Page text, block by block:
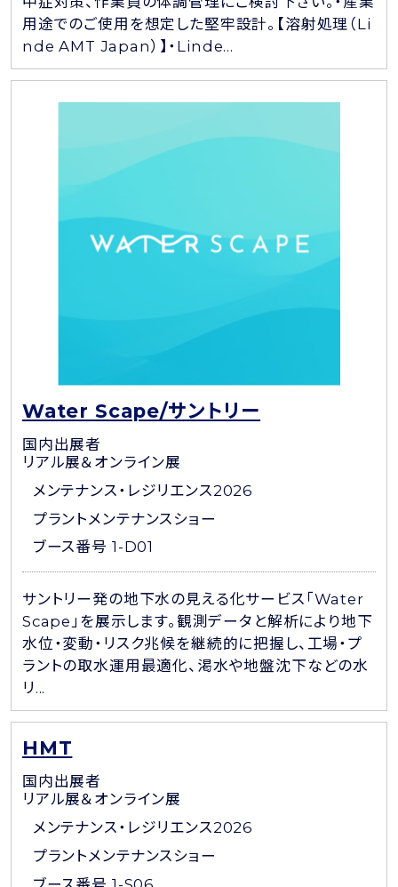
用途でのご使用を想定した堅牢設計。【溶射処理（Li
nde AMT Japan）】・Linde...
Water Scape/サントリー
国内出展者
リアル展＆オンライン展
メンテナンス・レジリエンス2026
プラントメンテナンスショー
ブース番号 1-D01
サントリー発の地下水の見える化サービス「Water
Scape」を展示します。観測データと解析により地下
水位・変動・リスク兆候を継続的に把握し、工場・プ
ラントの取水運用最適化、渇水や地盤沈下などの水
リ...
HMT
国内出展者
リアル展＆オンライン展
メンテナンス・レジリエンス2026
プラントメンテナンスショー